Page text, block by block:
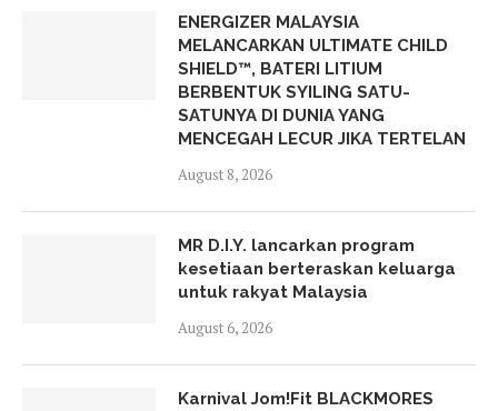
ENERGIZER MALAYSIA
MELANCARKAN ULTIMATE CHILD
SHIELD™, BATERI LITIUM
BERBENTUK SYILING SATU-
SATUNYA DI DUNIA YANG
MENCEGAH LECUR JIKA TERTELAN
August 8, 2026
MR D.I.Y. lancarkan program
kesetiaan berteraskan keluarga
untuk rakyat Malaysia
August 6, 2026
Karnival Jom!Fit BLACKMORES